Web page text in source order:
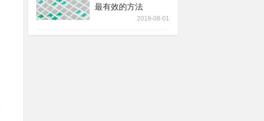
最有效的方法
2019-08-01